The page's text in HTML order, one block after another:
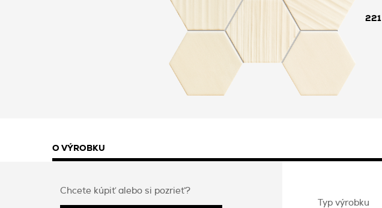
221
O VÝROBKU
Chcete kúpiť alebo si pozrieť?
Typ výrobku